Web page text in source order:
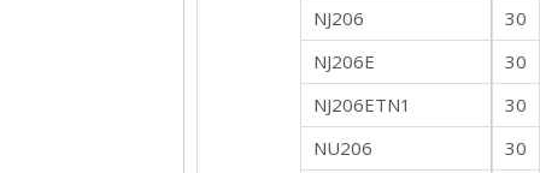
NJ206
30
NJ206E
30
NJ206ETN1
30
NU206
30